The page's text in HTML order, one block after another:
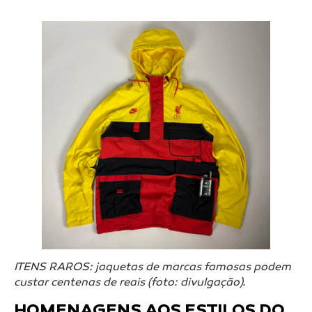
ITENS RAROS: jaquetas de marcas famosas podem
custar centenas de reais (foto: divulgação).